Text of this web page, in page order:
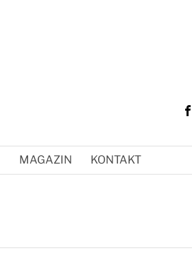
MAGAZIN KONTAKT